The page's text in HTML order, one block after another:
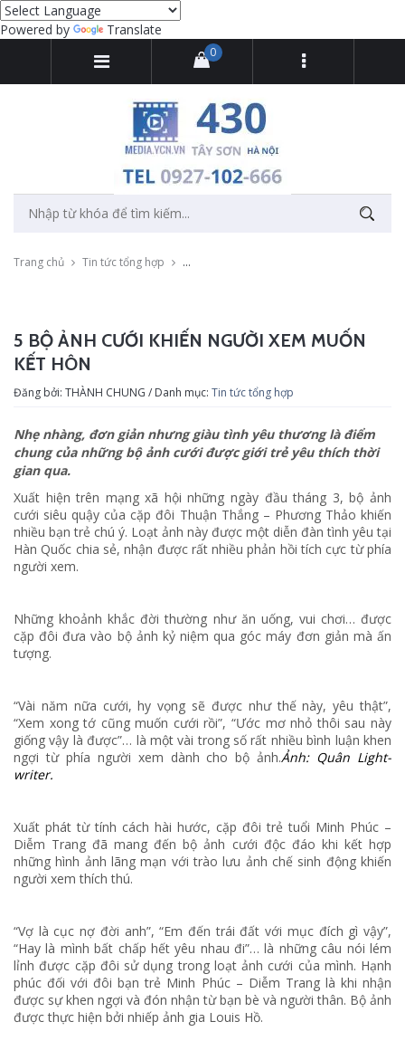
Powered by Translate
0
Trang chủ Tin tức tổng hợp 5 bộ ảnh cưới khiến người xem muốn kết
5 BỘ ẢNH CƯỚI KHIẾN NGƯỜI XEM MUỐN
KẾT HÔN
Đăng bởi: THÀNH CHUNG / Danh mục: Tin tức tổng hợp
Nhẹ nhàng, đơn giản nhưng giàu tình yêu thương là điểm
chung của những bộ ảnh cưới được giới trẻ yêu thích thời
gian qua.
Xuất hiện trên mạng xã hội những ngày đầu tháng 3, bộ ảnh
cưới siêu quậy của cặp đôi Thuận Thắng – Phương Thảo khiến
nhiều bạn trẻ chú ý. Loạt ảnh này được một diễn đàn tình yêu tại
Hàn Quốc chia sẻ, nhận được rất nhiều phản hồi tích cực từ phía
người xem.
Những khoảnh khắc đời thường như ăn uống, vui chơi… được
cặp đôi đưa vào bộ ảnh kỷ niệm qua góc máy đơn giản mà ấn
tượng.
“Vài năm nữa cưới, hy vọng sẽ được như thế này, yêu thật”,
“Xem xong tớ cũng muốn cưới rồi”, “Ước mơ nhỏ thôi sau này
giống vậy là được”… là một vài trong số rất nhiều bình luận khen
ngợi từ phía người xem dành cho bộ ảnh.Ảnh: Quân Light-
writer.
Xuất phát từ tính cách hài hước, cặp đôi trẻ tuổi Minh Phúc –
Diễm Trang đã mang đến bộ ảnh cưới độc đáo khi kết hợp
những hình ảnh lãng mạn với trào lưu ảnh chế sinh động khiến
người xem thích thú.
“Vợ là cục nợ đời anh”, “Em đến trái đất với mục đích gì vậy”,
“Hay là mình bất chấp hết yêu nhau đi”… là những câu nói lém
lỉnh được cặp đôi sử dụng trong loạt ảnh cưới của mình. Hạnh
phúc đối với đôi bạn trẻ Minh Phúc – Diễm Trang là khi nhận
được sự khen ngợi và đón nhận từ bạn bè và người thân. Bộ ảnh
được thực hiện bởi nhiếp ảnh gia Louis Hồ.